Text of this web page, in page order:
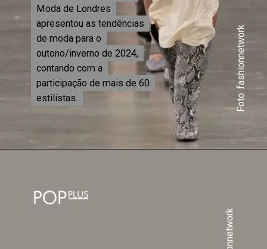
Moda de Londres
apresentou as tendências
de moda para o
outono/inverno de 2024,
contando com a
participação de mais de 60
estilistas.
Moda de Londres
apresentou as tendências
de moda para o
outono/inverno de 2024,
contando com a
participação de mais de 60
estilistas.
Foto: fashionnetwork